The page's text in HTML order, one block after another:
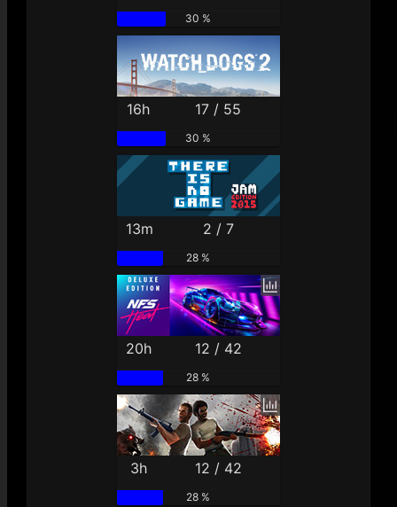
30 %
16h 17 / 55
30 %
13m 2 / 7
28 %
20h 12 / 42
28 %
3h 12 / 42
28 %